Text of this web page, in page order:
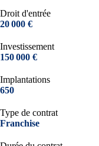
Droit d'entrée
20 000 €
Investissement
150 000 €
Implantations
650
Type de contrat
Franchise